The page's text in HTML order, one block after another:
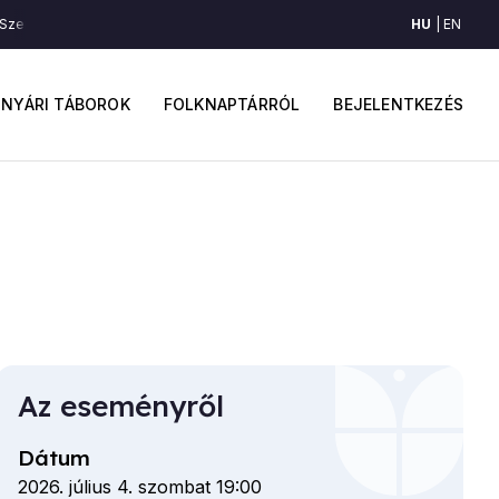
fiók
menüje
BEJELENTKEZÉS
NYÁRI TÁBOROK FOLKNAPTÁRRÓL
tekerőmuzsika (Szentes, Alsó-Tisza-vidék) SzentesiHU EN
Az eseményről
Dátum
2026. július 4. szombat 19:00